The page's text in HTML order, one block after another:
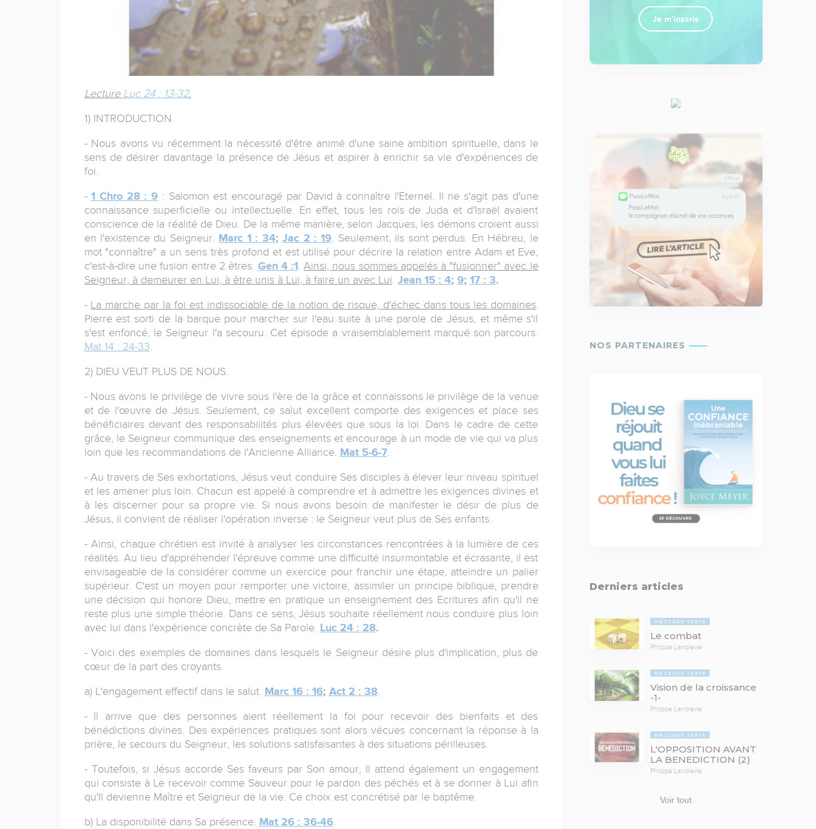
Lecture Luc 24 : 13-32.
1) INTRODUCTION.
- Nous avons vu récemment la nécessité d'être animé d'une saine ambition spirituelle, dans le
sens de désirer davantage la présence de Jésus et aspirer à enrichir sa vie d'expériences de
foi.
-1 Chro 28 : 9 : Salomon est encouragé par David à connaître l'Eternel. Il ne s'agit pas d'une
connaissance superficielle ou intellectuelle. En effet, tous les rois de Juda et d'Israël avaient
conscience de la réalité de Dieu. De la même manière, selon Jacques, les démons croient aussi
en l'existence du Seigneur. Marc 1 : 34;Jac 2 : 19. Seulement, ils sont perdus. En Hébreu, le
mot "connaître" a un sens très profond et est utilisé pour décrire la relation entre Adam et Eve,
c'est-à-dire une fusion entre 2 êtres. Gen 4 :1.Ainsi, nous sommes appelés à "fusionner" avec le
Seigneur, à demeurer en Lui, à être unis à Lui, à faire un avec Lui. Jean 15 : 4; 9; 17 : 3.
- La marche par la foi est indissociable de la notion de risque, d'échec dans tous les domaines.
Pierre est sorti de la barque pour marcher sur l'eau suite à une parole de Jésus, et même s'il
s'est enfoncé, le Seigneur l'a secouru. Cet épisode a vraisemblablement marqué son parcours.
Mat 14 : 24-33.
2) DIEU VEUT PLUS DE NOUS.
- Nous avons le privilège de vivre sous l'ère de la grâce et connaissons le privilège de la venue
et de l'œuvre de Jésus. Seulement, ce salut excellent comporte des exigences et place ses
bénéficiaires devant des responsabilités plus élevées que sous la loi. Dans le cadre de cette
grâce, le Seigneur communique des enseignements et encourage à un mode de vie qui va plus
loin que les recommandations de l'Ancienne Alliance. Mat 5-6-7.
- Au travers de Ses exhortations, Jésus veut conduire Ses disciples à élever leur niveau spirituel
et les amener plus loin. Chacun est appelé à comprendre et à admettre les exigences divines et
à les discerner pour sa propre vie. Si nous avons besoin de manifester le désir de plus de
Jésus, il convient de réaliser l'opération inverse : le Seigneur veut plus de Ses enfants.
- Ainsi, chaque chrétien est invité à analyser les circonstances rencontrées à la lumière de ces
réalités. Au lieu d'appréhender l'épreuve comme une difficulté insurmontable et écrasante, il est
envisageable de la considérer comme un exercice pour franchir une étape, atteindre un palier
supérieur. C'est un moyen pour remporter une victoire, assimiler un principe biblique, prendre
une décision qui honore Dieu, mettre en pratique un enseignement des Ecritures afin qu'il ne
reste plus une simple théorie. Dans ce sens, Jésus souhaite réellement nous conduire plus loin
avec lui dans l'expérience concrète de Sa Parole. Luc 24 : 28.
- Voici des exemples de domaines dans lesquels le Seigneur désire plus d'implication, plus de
cœur de la part des croyants.
a) L'engagement effectif dans le salut. Marc 16 : 16; Act 2 : 38.
- Il arrive que des personnes aient réellement la foi pour recevoir des bienfaits et des
bénédictions divines. Des expériences pratiques sont alors vécues concernant la réponse à la
prière, le secours du Seigneur, les solutions satisfaisantes à des situations périlleuses.
- Toutefois, si Jésus accorde Ses faveurs par Son amour, Il attend également un engagement
qui consiste à Le recevoir comme Sauveur pour le pardon des péchés et à se donner à Lui afin
qu'Il devienne Maître et Seigneur de la vie. Ce choix est concrétisé par le baptême.
b) La disponibilité dans Sa présence. Mat 26 : 36-46.
Je m'inscris
Derniers articles
MESSAGE TEXTE
Le combat
Philippe Landrevie
MESSAGE TEXTE
Vision de la croissance
-1-
Philippe Landrevie
MESSAGE TEXTE
L'OPPOSITION AVANT
LA BENEDICTION (2)
Philippe Landrevie
Voir tout